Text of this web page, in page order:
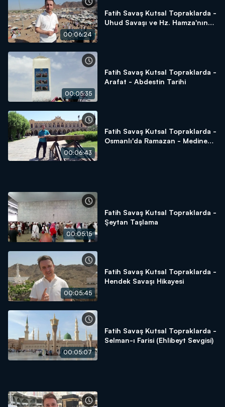
00:06:24
Fatih Savaş Kutsal Topraklarda -
Uhud Savaşı ve Hz. Hamza'nın
00:05:35
Fatih Savaş Kutsal Topraklarda -
Arafat - Abdestin Tarihi
00:06:43
Fatih Savaş Kutsal Topraklarda -
Osmanlı'da Ramazan - Medine
00:05:15
Fatih Savaş Kutsal Topraklarda -
Şeytan Taşlama
00:05:45
Fatih Savaş Kutsal Topraklarda -
Hendek Savaşı Hikayesi
00:05:07
Fatih Savaş Kutsal Topraklarda -
Selman-ı Farisi (Ehlibeyt Sevgisi)